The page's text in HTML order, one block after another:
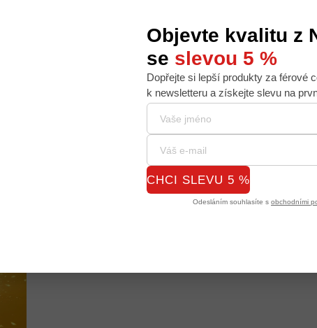
nabídku na míru, ale abychom to zvládli, používáme k
Používáním tohoto webu s tím souhlasíte.
Objevte kvalitu z
se slevou 5 %
Dopřejte si lepší produkty za férové
k newsletteru a získejte slevu na
CHCI SLEVU 5 %
Odesláním souhlasíte s obchodními